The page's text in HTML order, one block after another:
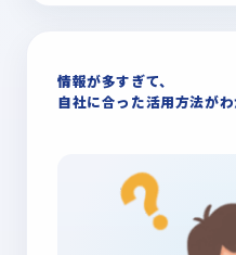
情報が多すぎて、
自社に合った活用方法が